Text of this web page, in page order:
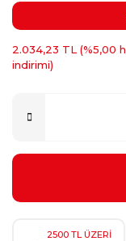
2.034,23 TL (%5,00
indirimi)
2500 TL ÜZERİ